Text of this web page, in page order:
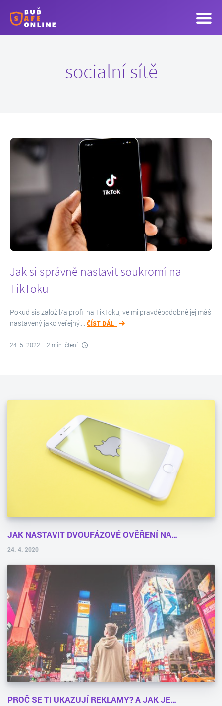
socialní sítě
Jak si správně nastavit soukromí na
TikToku
Pokud sis založil/a profil na TikToku, velmi pravděpodobně jej máš
nastavený jako veřejný.… ČÍST DÁL
24. 5. 2022 2 min. čtení
JAK NASTAVIT DVOUFÁZOVÉ OVĚŘENÍ NA…
24. 4. 2020
PROČ SE TI UKAZUJÍ REKLAMY? A JAK JE…